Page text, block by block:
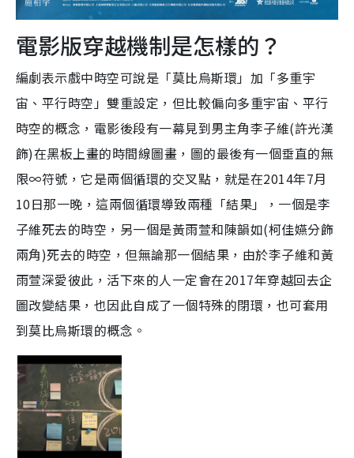
電影版穿越機制是怎樣的？
編劇表示戲中時空可說是「莫比烏斯環」加「多重宇
宙、平行時空」雙重設定，但比較偏向多重宇宙、平行
時空的概念，電影後段有一幕見到男主角李子維(許光漢
飾)在黑板上畫的時間線圖畫，圖的最後有一個垂直的無
限∞符號，它是兩個循環的交叉點，就是在2014年7月
10日那一晚，這兩個循環導致兩種「結果」，一個是李
子維死去的時空，另一個是黃雨萱和陳韻如(柯佳嬿分飾
兩角)死去的時空，但無論那一個結果，由於李子維和黃
雨萱深愛彼此，活下來的人一定會在2017年穿越回去企
圖改變結果，也因此自成了一個特殊的閉環，也可套用
到莫比烏斯環的概念。